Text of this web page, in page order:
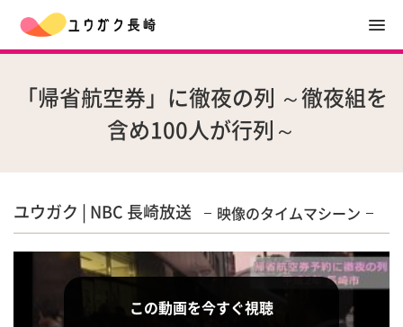
「帰省航空券」に徹夜の列 ～徹夜組を
含め100人が行列～
ユウガク | NBC 長崎放送 映像のタイムマシーン
この動画を今すぐ視聴